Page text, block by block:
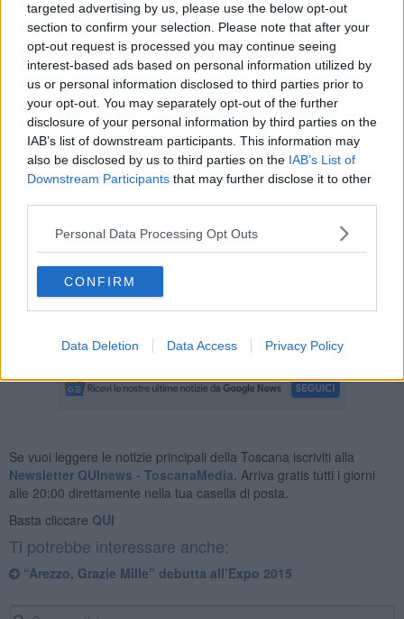
targeted advertising by us, please use the below opt-out
section to confirm your selection. Please note that after your
opt-out request is processed you may continue seeing
interest-based ads based on personal information utilized by
us or personal information disclosed to third parties prior to
your opt-out. You may separately opt-out of the further
disclosure of your personal information by third parties on the
IAB’s list of downstream participants. This information may
also be disclosed by us to third parties on the IAB’s List of
Downstream Participants that may further disclose it to other
Personal Data Processing Opt Outs
CONFIRM
Data Deletion Data Access Privacy Policy
burrata e le orecchiette, i fichi d'India e la
cassata, la pizzae lesfogliatelle: debuttano perExpo i Gioielli
p, marchio di FoodJewelry nato da un'idea dell'associazione
Giovani Gioiellieri d'Italia, realizzato ad Arezzo ein vendita
esclusiva online.
Le collezioni sono composte di braccialicomponibili concharm
d'Italia.Il lancio ufficialeè fissato per il 9 maggio a OroArezzo,
con la presentazione dell'intero catalogo regionale, completo di
bracciali, orecchini, collane e charms, oltre alla limited edition
creata per Expo2015.La collezione primavera-estate
in vendita nelle gioiellerie delle più note località turistiche italiane.
Se vuoi leggere le notizie principali della Toscana iscriviti alla
Newsletter QUInews - ToscanaMedia. Arriva gratis tutti i giorni
alle 20:00 direttamente nella tua casella di posta.
Basta cliccare QUI
Ti potrebbe interessare anche:
“Arezzo, Grazie Mille” debutta all’Expo 2015